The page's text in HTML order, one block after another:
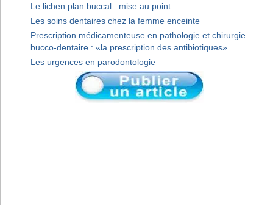
Le lichen plan buccal : mise au point
Les soins dentaires chez la femme enceinte
Prescription médicamenteuse en pathologie et chirurgie
bucco-dentaire : «la prescription des antibiotiques»
Les urgences en parodontologie